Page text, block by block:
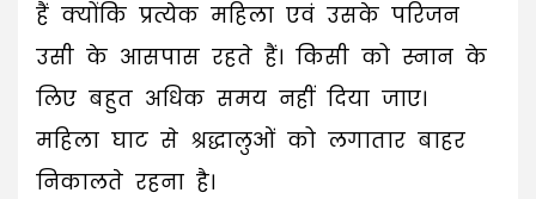
हैं क्योंकि प्रत्येक महिला एवं उसके परिजन
उसी के आसपास रहते हैं। किसी को स्नान के
लिए बहुत अधिक समय नहीं दिया जाए।
महिला घाट से श्रद्धालुओं को लगातार बाहर
निकालते रहना है।